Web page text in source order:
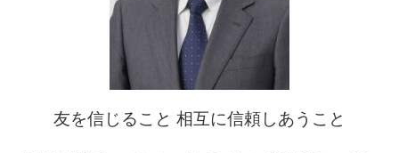
友を信じること 相互に信頼しあうこと